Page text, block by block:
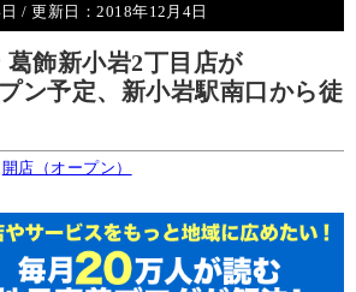
/ 更新日：2018年12月4日
葛飾新小岩2丁目店が
ン予定、新小岩駅南口から徒
開店（オープン）